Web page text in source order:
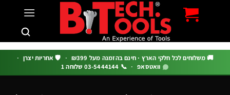
משלוחים לכל חלקי הארץ · חינם בהזמנה מעל ₪399 · 🛡️ אחריות יצרן ·
וואטסאפ · 📞 03-5444144 שלוחה 1